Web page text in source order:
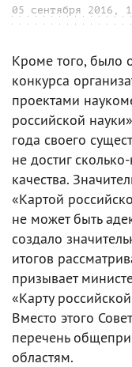
05 сентября 2016,
Кроме того, было
конкурса
проектами
российской
года своего
не достиг
качества.
«Картой
не может быть
создало
итогов
призывает
«Карту
Вместо этого
перечень
областям.